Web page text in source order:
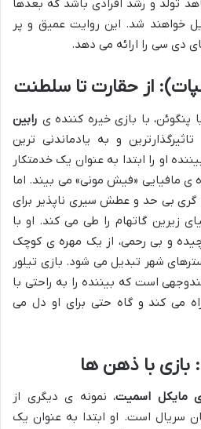
تولد و رشد افرادی باشد که بعدها
خواهند شد. این روایت عمیق و پر
دی سی را ارائه می دهد.
از حقارت تا سلطنت
پنگوئن، با بازی خیره کننده ی رابین
و به یادماندنی ترین
او را ابتدا به عنوان یک خدمتکار
ی مافیایی «فیش مونی» می بیند. اما
گری بی حد و عطش سیری ناپذیر برای
زیرین گاتهام را طی می کند. او با
و بی رحمی، از یک مهره ی کوچک
شهر تبدیل می شود. بازی تیلور
است که بیننده را به راحتی با
می کند و گاه حتی برای او دل می
بازی با ذهن ها
مایکل اسمیت، نمونه ی دیگری از
سریال است. او ابتدا به عنوان یک